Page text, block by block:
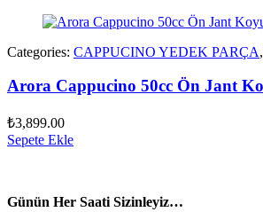
Categories: CAPPUCINO YEDEK PARÇA,
Arora Cappucino 50cc Ön Jant
₺3,899.00
Sepete Ekle
Günün Her Saati Sizinleyiz…